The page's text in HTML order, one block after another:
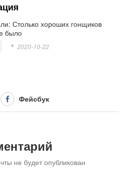
Столько хороших гонщиков
было
2020-10-22
Фейсбук
не будет опубликован